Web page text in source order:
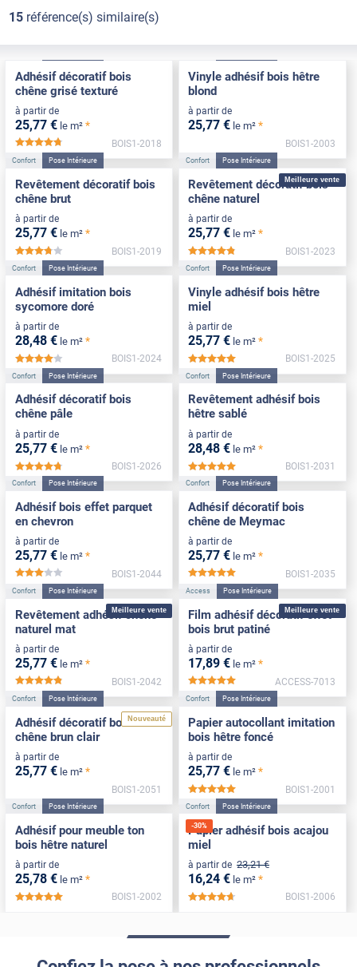
15référence(s) similaire(s)
Adhésif décoratif bois
chêne grisé texturé
à partir de
25,77 € le m² *
*****
BOIS1-2018
Vinyle adhésif bois hêtre
blond
à partir de
25,77 € le m² *
BOIS1-2003
Confort Pose Intérieure
Revêtement décoratif bois
chêne brut
à partir de
25,77 € le m² *
*****
BOIS1-2019
Meilleure vente
Confort Pose Intérieure
Revêtement décoratif bois
chêne naturel
à partir de
25,77 € le m² *
*****
BOIS1-2023
Confort Pose Intérieure
Adhésif imitation bois
sycomore doré
à partir de
28,48 € le m² *
*****
BOIS1-2024
Confort Pose Intérieure
Vinyle adhésif bois hêtre
miel
à partir de
25,77 € le m² *
BOIS1-2025
Confort Pose Intérieure
Adhésif décoratif bois
chêne pâle
à partir de
25,77 € le m² *
*****
BOIS1-2026
Confort Pose Intérieure
Revêtement adhésif bois
hêtre sablé
à partir de
28,48 € le m² *
BOIS1-2031
Confort Pose Intérieure
Adhésif bois effet parquet
en chevron
à partir de
25,77 € le m² *
*****
BOIS1-2044
Confort Pose Intérieure
Adhésif décoratif bois
chêne de Meymac
à partir de
25,77 € le m² *
BOIS1-2035
Meilleure vente
Confort Pose Intérieure
Revêtement adhésif chêne
naturel mat
à partir de
25,77 € le m² *
*****
BOIS1-2042
Meilleure vente
Access Pose Intérieure
Film adhésif décoratif effet
bois brut patiné
à partir de
17,89 € le m² *
ACCESS-7013
Nouveauté
Confort Pose Intérieure
Adhésif décoratif bois effet
chêne brun clair
à partir de
25,77 € le m² *
BOIS1-2051
Confort Pose Intérieure
Papier autocollant imitation
bois hêtre foncé
à partir de
25,77 € le m² *
BOIS1-2001
Confort Pose Intérieure
Adhésif pour meuble ton
bois hêtre naturel
à partir de
25,78 € le m² *
*****
BOIS1-2002
-30%
Confort Pose Intérieure
Papier adhésif bois acajou
miel
à partir de 23,21 €
16,24 € le m² *
*****
BOIS1-2006